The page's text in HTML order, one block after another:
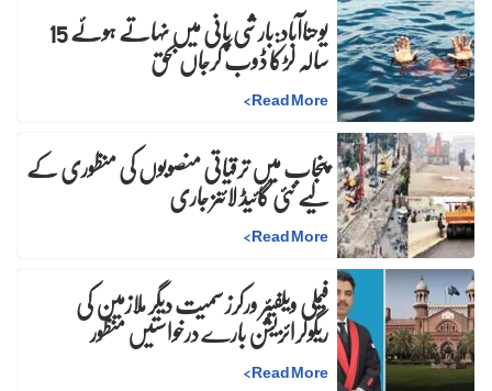
یوحناآباد:بارشی پانی میں نہاتے ہوئے 15 سالہ لڑکا ڈوب کرجاں بحق
Read More
>
پنجاب میں ترقیاتی منصوبوں کی منظوری کے
لیے نئی گائیڈ لائنز جاری
Read More
>
فیملی ویلفیئر ورکرز سمیت دیگر ملازمین کی
ریگولرائزیشن بارے درخواستیں منظور
Read More
>